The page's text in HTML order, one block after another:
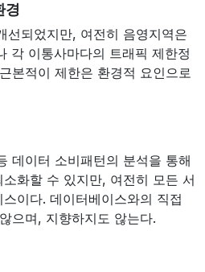
경
선되었지만, 여전히 음영지역은
각 이통사마다의 트래픽 제한정
본적이 제한은 환경적 요인으로
데이터 소비패턴의 분석을 통해
화할 수 있지만, 여전히 모든 서
이다. 데이터베이스와의 직접
으며, 지향하지도 않는다.